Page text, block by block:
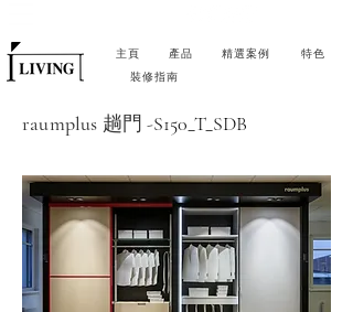
主頁 產品 精選案例
特色
裝修指南
raumplus 趟門 -S150_T_SDB